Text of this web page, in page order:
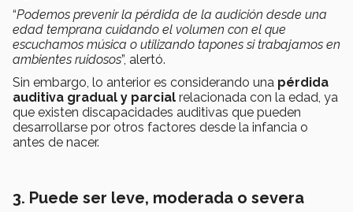
“Podemos prevenir la pérdida de la audición desde una
edad temprana cuidando el volumen con el que
escuchamos música o utilizando tapones si trabajamos en
ambientes ruidosos”, alertó.
Sin embargo, lo anterior es considerando una pérdida
auditiva gradual y parcial relacionada con la edad, ya
que existen discapacidades auditivas que pueden
desarrollarse por otros factores desde la infancia o
antes de nacer.
3. Puede ser leve, moderada o severa